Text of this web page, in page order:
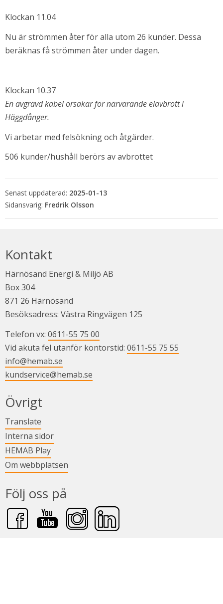
i nytt fönster.
Klockan 11.04
Nu är strömmen åter för alla utom 26 kunder. Dessa
beräknas få strömmen åter under dagen.
Klockan 10.37
En avgrävd kabel orsakar för närvarande elavbrott i
Häggdånger.
Vi arbetar med felsökning och åtgärder.
506 kunder/hushåll berörs av avbrottet
Senast uppdaterad: 2025-01-13
Fredrik Olsson
Kontakt
Härnösand Energi & Miljö AB
Box 304
871 26 Härnösand
Besöksadress: Västra Ringvägen 125
Telefon vx: 0611-55 75 00
Vid akuta fel utanför kontorstid: 0611-55 75 55
info@hemab.se
kundservice@hemab.se
Övrigt
Translate
Interna sidorLänk till annan webbplats.
HEMAB PlayLänk till annan webbplats.
Om webbplatsen
Följ oss på